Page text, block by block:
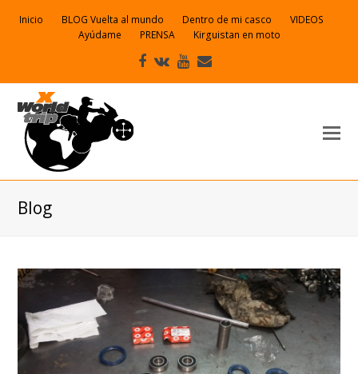
Inicio BLOG Vuelta al mundo Dentro de mi casco
VIDEOS
Ayúdame
PRENSA Kirguistan en moto
Facebook
VK Youtube
electrónico
Blog